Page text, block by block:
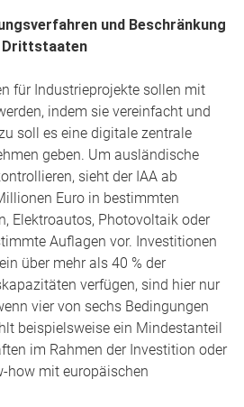
und Beschränkung
Drittstaaten
für Industrieprojekte sollen mit
indem sie vereinfacht und
soll es eine digitale zentrale
geben. Um ausländische
sieht der IAA ab
Euro in bestimmten
Elektroautos, Photovoltaik oder
Auflagen vor. Investitionen
über mehr als 40 % der
verfügen, sind hier nur
vier von sechs Bedingungen
beispielsweise ein Mindestanteil
im Rahmen der Investition oder
how mit europäischen